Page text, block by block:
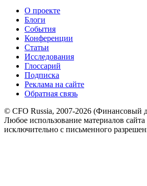
О проекте
Блоги
События
Конференции
Статьи
Исследования
Глоссарий
Подписка
Реклама на сайте
Обратная связь
© CFO Russia, 2007-2026 (Финансовый
Любое использование материалов
исключительно с письменного